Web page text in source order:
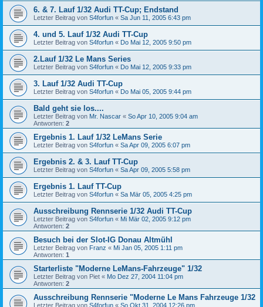
6. & 7. Lauf 1/32 Audi TT-Cup; Endstand
Letzter Beitrag von S4forfun « Sa Jun 11, 2005 6:43 pm
4. und 5. Lauf 1/32 Audi TT-Cup
Letzter Beitrag von S4forfun « Do Mai 12, 2005 9:50 pm
2.Lauf 1/32 Le Mans Series
Letzter Beitrag von S4forfun « Do Mai 12, 2005 9:33 pm
3. Lauf 1/32 Audi TT-Cup
Letzter Beitrag von S4forfun « Do Mai 05, 2005 9:44 pm
Bald geht sie los....
Letzter Beitrag von Mr. Nascar « So Apr 10, 2005 9:04 am
Antworten: 2
Ergebnis 1. Lauf 1/32 LeMans Serie
Letzter Beitrag von S4forfun « Sa Apr 09, 2005 6:07 pm
Ergebnis 2. & 3. Lauf TT-Cup
Letzter Beitrag von S4forfun « Sa Apr 09, 2005 5:58 pm
Ergebnis 1. Lauf TT-Cup
Letzter Beitrag von S4forfun « Sa Mär 05, 2005 4:25 pm
Ausschreibung Rennserie 1/32 Audi TT-Cup
Letzter Beitrag von S4forfun « Mi Mär 02, 2005 9:12 pm
Antworten: 2
Besuch bei der Slot-IG Donau Altmühl
Letzter Beitrag von Franz « Mi Jan 05, 2005 1:11 pm
Antworten: 1
Starterliste "Moderne LeMans-Fahrzeuge" 1/32
Letzter Beitrag von Piet « Mo Dez 27, 2004 11:04 pm
Antworten: 2
Ausschreibung Rennserie "Moderne Le Mans Fahrzeuge 1/32
Letzter Beitrag von S4forfun « So Okt 31, 2004 12:26 pm